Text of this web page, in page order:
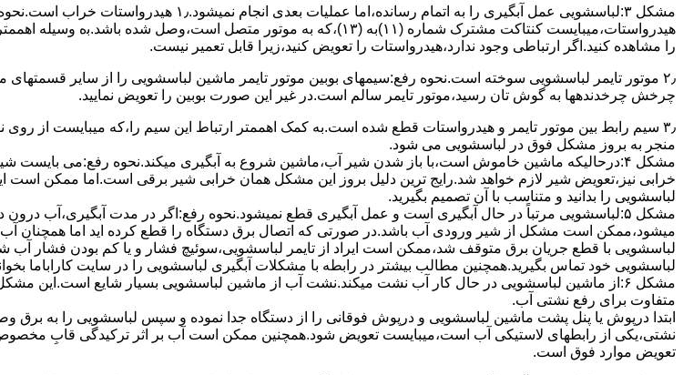
مشکل ۳:لباسشویی ﻋﻤﻞ آﺑﮕﯿﺮی را ﺑﻪ اﺗﻤﺎم رﺳﺎﻧﺪه،اﻣﺎ
ﻫﯿﺪرواﺳﺘﺎت،میبایست ﮐﻨﺘﺎﮐﺖ ﻣﺸﺘﺮک شماره (۱۱)به (۱۳)،ﮐﻪ ﺑﻪ ﻣﻮﺗﻮر ﻣﺘﺼﻞ
را ﻣﺸﺎﻫﺪه کنید.اﮔﺮ ارﺗﺒﺎطی وجود ندارد،ﻫﯿﺪرواﺳﺘﺎت را ﺗﻌﻮﯾﺾ ﮐﻨﯿﺪ،زﯾﺮا قابل ﺗﻌﻤﯿﺮ نیست.
ﭼﺮﺧﺶ چرخدندهها به گوش تان رﺳﯿﺪ،ﻣﻮﺗﻮر ﺗﺎﯾﻤﺮ ﺳﺎﻟﻢ اﺳﺖ.در ﻏﯿﺮ اﯾﻦ ﺻﻮرت ﺑﻮﺑﯿﻦ را ﺗﻌﻮﯾﺾ ﻧﻤﺎﯾﯿﺪ.
۳٫ ﺳﯿﻢ راﺑﻂ ﺑﯿﻦ ﻣﻮﺗﻮر ﺗﺎﯾﻤﺮ و ﻫﯿﺪرواﺳﺘﺎت ﻗﻄﻊ ﺷﺪه اﺳﺖ.به کمک اهممتر ارﺗﺒﺎط اﯾﻦ ﺳﯿﻢ را،ﮐﻪ میبایست از
ﻣﻨﺠﺮ ﺑﻪ ﺑﺮوز مشکل ﻓﻮق در لباسشویی می شود.
مشکل ۴:درحالیکه ﻣﺎﺷﯿﻦ ﺧﺎﻣﻮش اﺳﺖ،ﺑﺎ ﺑﺎز ﺷﺪن ﺷﯿﺮ آب،ﻣﺎﺷﯿﻦ ﺷﺮوع ﺑﻪ آﺑﮕﯿﺮی میکند.نحوه رﻓﻊ:می بایست
خرابی نیز،تعویض شیر لازم خواهد شد.رایج ترین دلیل بروز این مشکل همان خرابی شیر برقی است.اما ممکن است
لباسشویی را بدانید و متناسب با آن تصمیم بگیرید.
مشکل ۵:لباسشویی مرتباً در ﺣﺎل آﺑﮕﯿﺮی اﺳﺖ و ﻋﻤﻞ آﺑﮕﯿﺮی ﻗﻄﻊ نمیشود.نحوه رﻓﻊ:اﮔﺮ در ﻣﺪت آﺑﮕﯿﺮی،آب
میشود،ممکن است مشکل از شیر ورودی آب باشد.در صورتی که اتصال برق دستگاه را قطع کرده اید اما همچنان آب
لباسشویی با قطع جریان برق متوقف شد،ممکن است ایراد از تایمر لباسشویی،سوئیچ فشار و یا کم بودن فشار
لباسشویی خود تماس بگیرید.همچنین مطالب بیشتر در رابطه با مشکلات آبگیری لباسشویی را در سایت کاراباما
مشکل ۶:از ﻣﺎﺷﯿﻦ لباسشویی در ﺣﺎل ﮐﺎر آب ﻧﺸﺖ میکند.نشت آب از ماشین لباسشویی بسیار شایع است.این
متفاوت برای رفع نشتی آب.
ابتدا درپوش یا پنل ﭘﺸﺖ ﻣﺎﺷﯿﻦ لباسشویی و درپوش ﻓﻮﻗﺎﻧﯽ را از دستگاه ﺟﺪا ﻧﻤﻮده و ﺳﭙﺲ لباسشویی را ﺑﻪ
نشتی،ﯾﮑﯽ از رابطهای ﻻﺳﺘﯿﮑﯽ آب اﺳﺖ،میبایست ﺗﻌﻮﯾﺾ شود.همچنین ﻣﻤﮑﻦ اﺳﺖ آب بر اثر ﺗﺮﮐﯿﺪﮔﯽ قابِ
ﺗﻌﻮﯾﺾ ﻣﻮارد ﻓﻮق اﺳﺖ.